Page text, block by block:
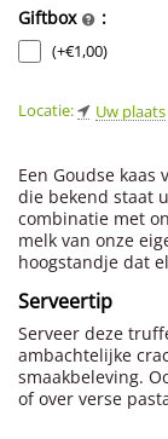
Giftbox :
(+€1,00)
Locatie: Uw plaats
Een Goudse
die bekend staat
combinatie met
melk van onze
hoogstandje dat
Serveertip
Serveer deze
ambachtelijke
smaakbeleving.
of over verse